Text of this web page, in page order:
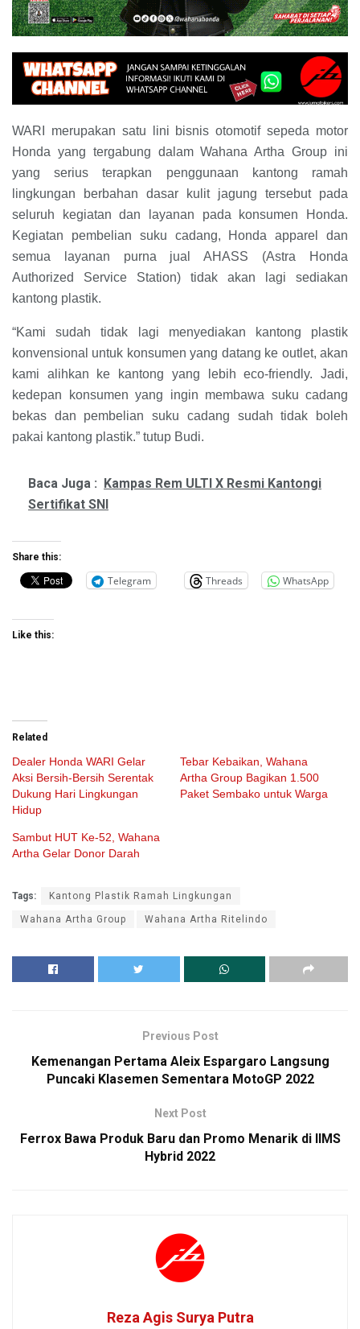
WARI merupakan satu lini bisnis otomotif sepeda motor
Honda yang tergabung dalam Wahana Artha Group ini
yang serius terapkan penggunaan kantong ramah
lingkungan berbahan dasar kulit jagung tersebut pada
seluruh kegiatan dan layanan pada konsumen Honda.
Kegiatan pembelian suku cadang, Honda apparel dan
semua layanan purna jual AHASS (Astra Honda
Authorized Service Station) tidak akan lagi sediakan
kantong plastik.
“Kami sudah tidak lagi menyediakan kantong plastik
konvensional untuk konsumen yang datang ke outlet, akan
kami alihkan ke kantong yang lebih eco-friendly. Jadi,
kedepan konsumen yang ingin membawa suku cadang
bekas dan pembelian suku cadang sudah tidak boleh
pakai kantong plastik.” tutup Budi.
Baca Juga : Kampas Rem ULTI X Resmi Kantongi
Sertifikat SNI
Share this:
Telegram Threads WhatsApp
Like this:
Related
Dealer Honda WARI Gelar
Aksi Bersih-Bersih Serentak
Dukung Hari Lingkungan
Hidup
Tebar Kebaikan, Wahana
Artha Group Bagikan 1.500
Paket Sembako untuk Warga
Sambut HUT Ke-52, Wahana
Artha Gelar Donor Darah
Tags: Kantong Plastik Ramah Lingkungan
Wahana Artha Group Wahana Artha Ritelindo
Previous Post
Kemenangan Pertama Aleix Espargaro Langsung
Puncaki Klasemen Sementara MotoGP 2022
Next Post
Ferrox Bawa Produk Baru dan Promo Menarik di IIMS
Hybrid 2022
Reza Agis Surya Putra